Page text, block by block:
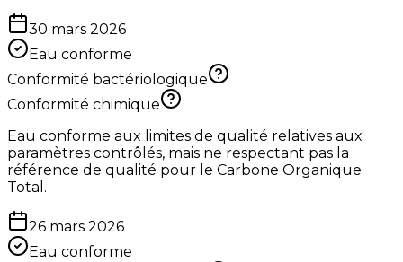
30 mars 2026
Eau conforme
Conformité bactériologique
Conformité chimique
Eau conforme aux limites de qualité relatives aux
paramètres contrôlés, mais ne respectant pas la
référence de qualité pour le Carbone Organique
Total.
26 mars 2026
Eau conforme